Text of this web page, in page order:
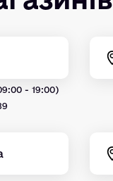
- 19:00)